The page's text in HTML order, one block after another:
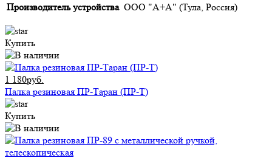
Производитель устройства ООО "А+А" (Тула, Россия)
Купить
1 180руб.
Палка резиновая ПР-Таран (ПР-Т)
Купить